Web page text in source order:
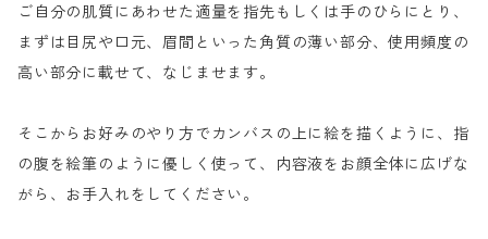
ご自分の肌質にあわせた適量を指先もしくは手のひらにとり、
まずは目尻や口元、眉間といった角質の薄い部分、使用頻度の
高い部分に載せて、なじませます。
そこからお好みのやり方でカンバスの上に絵を描くように、指
の腹を絵筆のように優しく使って、内容液をお顔全体に広げな
がら、お手入れをしてください。